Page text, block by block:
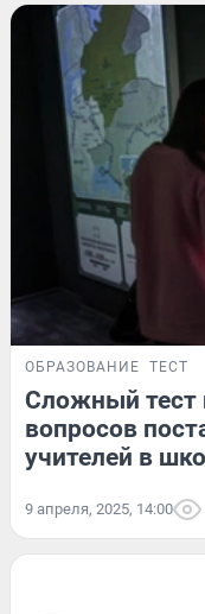
ОБРАЗОВАНИЕ ТЕСТ
Сложный тест
вопросов
учителей в
9 апреля, 2025, 14:00